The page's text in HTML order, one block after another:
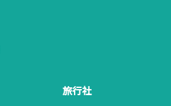
旅行社